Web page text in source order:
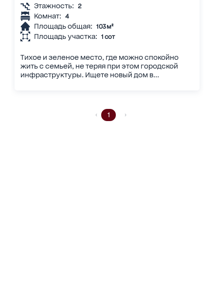
Этажность: 2
Комнат: 4
Площадь общая: 103 м²
Площадь участка: 1 сот
Тихое и зеленое место, где можно спокойно
жить с семьей, не теряя при этом городской
инфраструктуры. Ищете новый дом в...
1